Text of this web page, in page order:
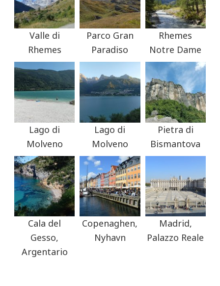
Valle di
Rhemes
Parco Gran
Paradiso
Rhemes
Notre Dame
Lago di
Molveno
Lago di
Molveno
Pietra di
Bismantova
Cala del
Gesso,
Argentario
Copenaghen,
Nyhavn
Madrid,
Palazzo Reale